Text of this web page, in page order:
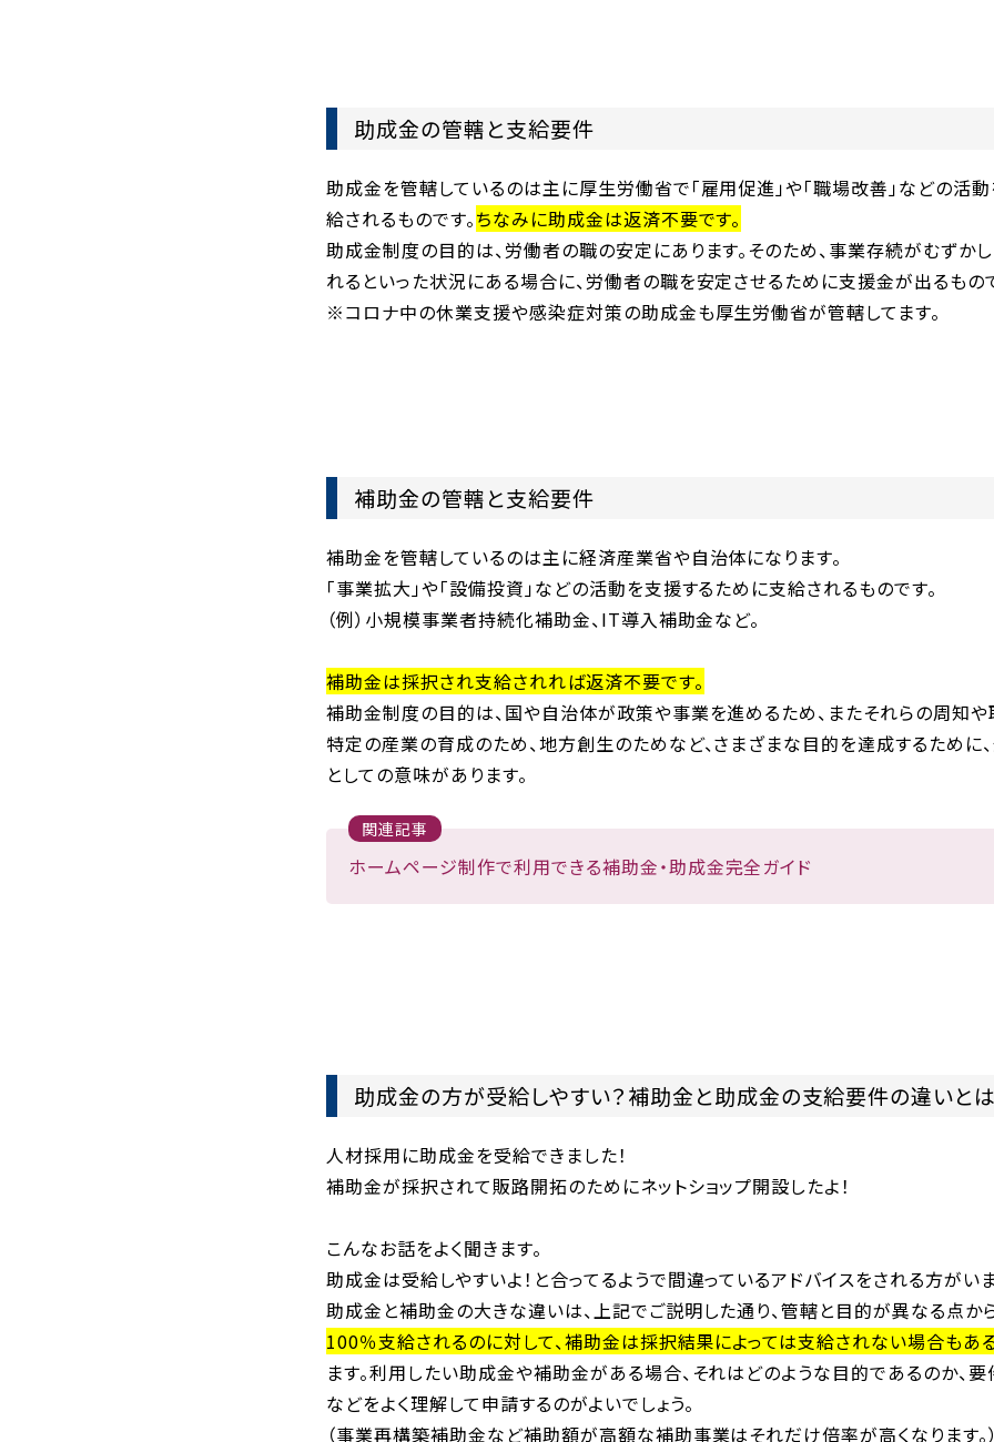
助成金の管轄と支給要件
助成金を管轄しているのは主に厚生労働省で「雇用促進」や「職場改善」などの活
給されるものです。ちなみに助成金は返済不要です。
助成金制度の目的は、労働者の職の安定にあります。そのため、事業存続がむずか
れるといった状況にある場合に、労働者の職を安定させるために支援金が出るもの
※コロナ中の休業支援や感染症対策の助成金も厚生労働省が管轄してます。
補助金の管轄と支給要件
補助金を管轄しているのは主に経済産業省や自治体になります。
「事業拡大」や「設備投資」などの活動を支援するために支給されるものです。
（例）小規模事業者持続化補助金、IT導入補助金など。
補助金は採択され支給されれば返済不要です。
補助金制度の目的は、国や自治体が政策や事業を進めるため、またそれらの周知や
特定の産業の育成のため、地方創生のためなど、さまざまな目的を達成するために
としての意味があります。
関連記事
ホームページ制作で利用できる補助金・助成金完全ガイド
助成金の方が受給しやすい？補助金と助成金の支給要件の違いとは
人材採用に助成金を受給できました！
補助金が採択されて販路開拓のためにネットショップ開設したよ！
こんなお話をよく聞きます。
助成金は受給しやすいよ！と合ってるようで間違っているアドバイスをされる方がいま
助成金と補助金の大きな違いは、上記でご説明した通り、管轄と目的が異なる点から
100％支給されるのに対して、補助金は採択結果によっては支給されない場合もあ
ます。利用したい助成金や補助金がある場合、それはどのような目的であるのか、
などをよく理解して申請するのがよいでしょう。
（事業再構築補助金など補助額が高額な補助事業はそれだけ倍率が高くなります。）